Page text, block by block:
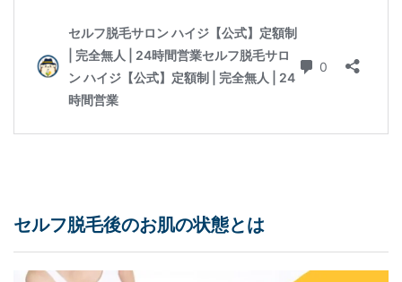
セルフ脱毛後のお肌の状態とは